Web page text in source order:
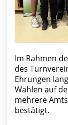
Im Rahmen
des
Ehrungen
Wahlen auf
mehrere
bestätigt.